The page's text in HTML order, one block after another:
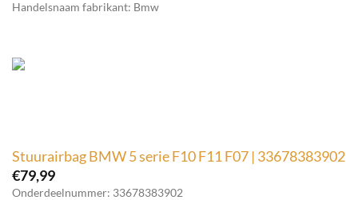
Handelsnaam fabrikant: Bmw
Stuurairbag BMW 5 serie F10 F11 F07 | 33678383902
€79,99
Onderdeelnummer: 33678383902